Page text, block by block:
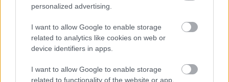
personalized advertising.
I want to allow Google to enable storage
related to analytics like cookies on web or
device identifiers in apps.
I want to allow Google to enable storage
related to functionality of the website or app.
Előmelegítjük a sütőt 200 Celsius-fokra és
kibélelünk egy 24x32 cm nagyságú tepsit
sütőpapírral. Fontos, hogy valóban ekkora legyen a
tepsi, ugyanis később, a tészta szaggatásánál így fér
ki majd a 12 darab, 8 cm átmérőjű tésztakorong.